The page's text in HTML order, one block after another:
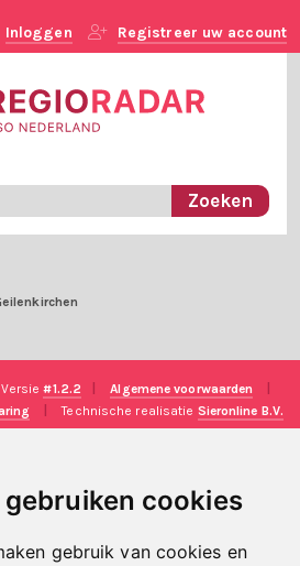
gebruiken cookies
gebruik van cookies en
Inloggen Registreer uw account
Versie#1.2.2 Algemene voorwaarden
Technische realisatie Sieronline B.V.